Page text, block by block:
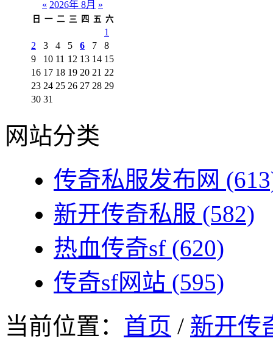
« 2026年 8月 »
日 一 二 三 四 五 六
1
2
3 4 5 6 7
8
9
10 11 12 13 14 15
16 17 18 19 20 21 22
23 24 25 26 27 28 29
30 31
网站分类
传奇私服发布网
新开传奇私服 (582)
热血传奇sf (620)
传奇sf网站 (595)
当前位置： 首页 / 新开传